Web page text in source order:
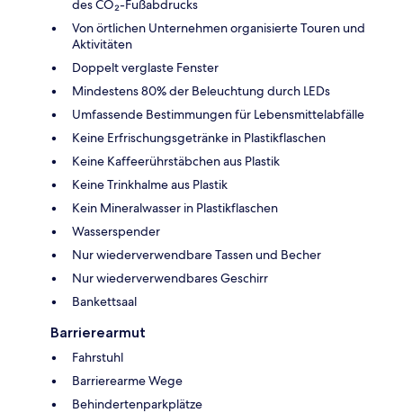
des CO₂-Fußabdrucks
Von örtlichen Unternehmen organisierte Touren und
Aktivitäten
Doppelt verglaste Fenster
Mindestens 80% der Beleuchtung durch LEDs
Umfassende Bestimmungen für Lebensmittelabfälle
Keine Erfrischungsgetränke in Plastikflaschen
Keine Kaffeerührstäbchen aus Plastik
Keine Trinkhalme aus Plastik
Kein Mineralwasser in Plastikflaschen
Wasserspender
Nur wiederverwendbare Tassen und Becher
Nur wiederverwendbares Geschirr
Bankettsaal
Barrierearmut
Fahrstuhl
Barrierearme Wege
Behindertenparkplätze